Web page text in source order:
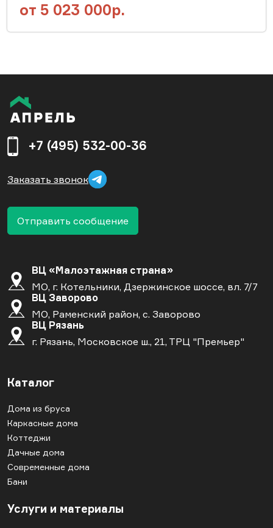
от 5 023 000р.
+7 (495) 532-00-36
Заказать звонок
Отправить сообщение
ВЦ «Малоэтажная страна»
МО, г. Котельники, Дзержинское шоссе, вл. 7/7
ВЦ Заворово
МО, Раменский район, с. Заворово
ВЦ Рязань
г. Рязань, Московское ш., 21, ТРЦ "Премьер"
Каталог
Дома из бруса
Каркасные дома
Коттеджи
Дачные дома
Современные дома
Бани
Услуги и материалы